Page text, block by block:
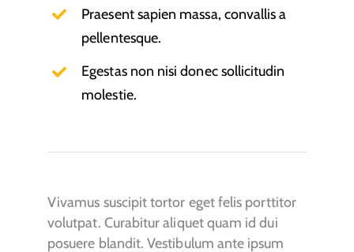
Praesent sapien massa, convallis a
pellentesque.
Egestas non nisi donec sollicitudin
molestie.
Vivamus suscipit tortor eget felis porttitor
volutpat. Curabitur aliquet quam id dui
posuere blandit. Vestibulum ante ipsum